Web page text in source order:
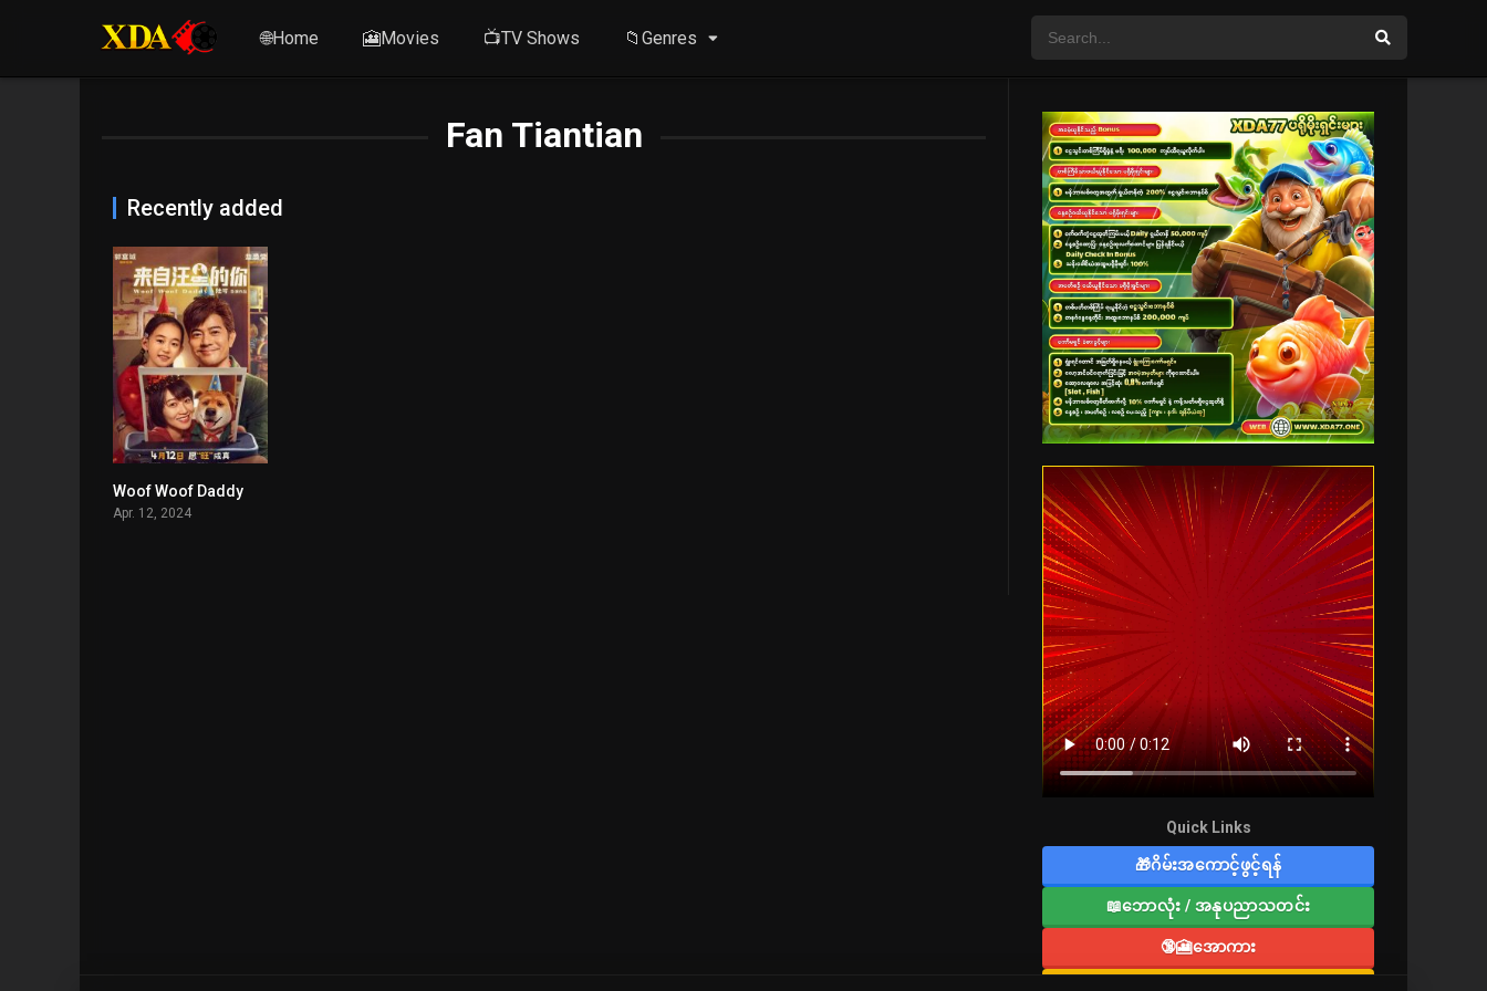
🌐Home 🎦Movies 📺TV Shows 📁Genres
Fan Tiantian
Recently added
6.9
Woof Woof Daddy
Apr. 12, 2024
Quick Links
🎁ဂိမ်းအကောင့်ဖွင့်ရန်
📖ဘောလုံး / အနုပညာသတင်း
🔞🎦အောကား